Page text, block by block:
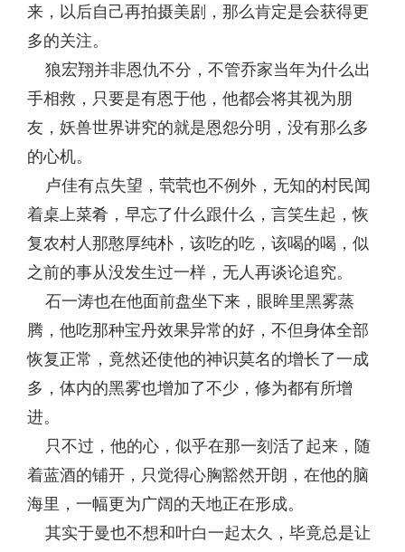
来，以后自己再拍摄美剧，那么肯定是会获得更
多的关注。
狼宏翔并非恩仇不分，不管乔家当年为什么出
手相救，只要是有恩于他，他都会将其视为朋
友，妖兽世界讲究的就是恩怨分明，没有那么多
的心机。
卢佳有点失望，茕茕也不例外，无知的村民闻
着桌上菜肴，早忘了什么跟什么，言笑生起，恢
复农村人那憨厚纯朴，该吃的吃，该喝的喝，似
之前的事从没发生过一样，无人再谈论追究。
石一涛也在他面前盘坐下来，眼眸里黑雾蒸
腾，他吃那种宝丹效果异常的好，不但身体全部
恢复正常，竟然还使他的神识莫名的增长了一成
多，体内的黑雾也增加了不少，修为都有所增
进。
只不过，他的心，似乎在那一刻活了起来，随
着蓝酒的铺开，只觉得心胸豁然开朗，在他的脑
海里，一幅更为广阔的天地正在形成。
其实于曼也不想和叶白一起太久，毕竟总是让